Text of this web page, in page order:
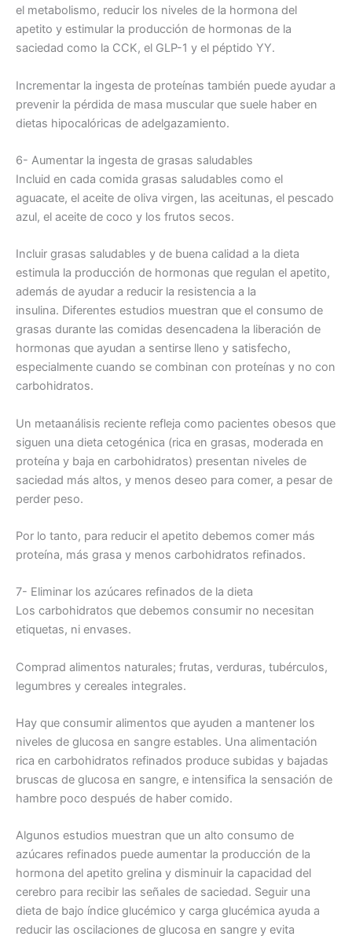
el metabolismo, reducir los niveles de la hormona del
apetito y estimular la producción de hormonas de la
saciedad como la CCK, el GLP-1 y el péptido YY.
Incrementar la ingesta de proteínas también puede ayudar a
prevenir la pérdida de masa muscular que suele haber en
dietas hipocalóricas de adelgazamiento.
6- Aumentar la ingesta de grasas saludables
Incluid en cada comida grasas saludables como el
aguacate, el aceite de oliva virgen, las aceitunas, el pescado
azul, el aceite de coco y los frutos secos.
Incluir grasas saludables y de buena calidad a la dieta
estimula la producción de hormonas que regulan el apetito,
además de ayudar a reducir la resistencia a la
insulina. Diferentes estudios muestran que el consumo de
grasas durante las comidas desencadena la liberación de
hormonas que ayudan a sentirse lleno y satisfecho,
especialmente cuando se combinan con proteínas y no con
carbohidratos.
Un metaanálisis reciente refleja como pacientes obesos que
siguen una dieta cetogénica (rica en grasas, moderada en
proteína y baja en carbohidratos) presentan niveles de
saciedad más altos, y menos deseo para comer, a pesar de
perder peso.
Por lo tanto, para reducir el apetito debemos comer más
proteína, más grasa y menos carbohidratos refinados.
7- Eliminar los azúcares refinados de la dieta
Los carbohidratos que debemos consumir no necesitan
etiquetas, ni envases.
Comprad alimentos naturales; frutas, verduras, tubérculos,
legumbres y cereales integrales.
Hay que consumir alimentos que ayuden a mantener los
niveles de glucosa en sangre estables. Una alimentación
rica en carbohidratos refinados produce subidas y bajadas
bruscas de glucosa en sangre, e intensifica la sensación de
hambre poco después de haber comido.
Algunos estudios muestran que un alto consumo de
azúcares refinados puede aumentar la producción de la
hormona del apetito grelina y disminuir la capacidad del
cerebro para recibir las señales de saciedad. Seguir una
dieta de bajo índice glucémico y carga glucémica ayuda a
reducir las oscilaciones de glucosa en sangre y evita